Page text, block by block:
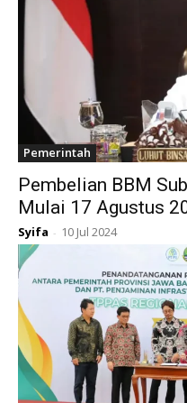
Pemerintah
Pembelian BBM
Mulai 17 Agustus
Syifa - 10 Jul 2024